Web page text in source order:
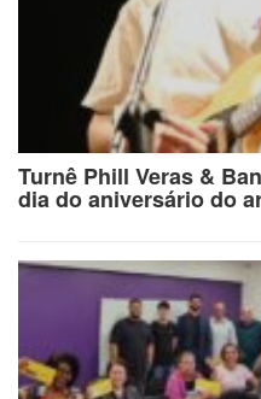
Turnê Phill Veras &
dia do aniversário do